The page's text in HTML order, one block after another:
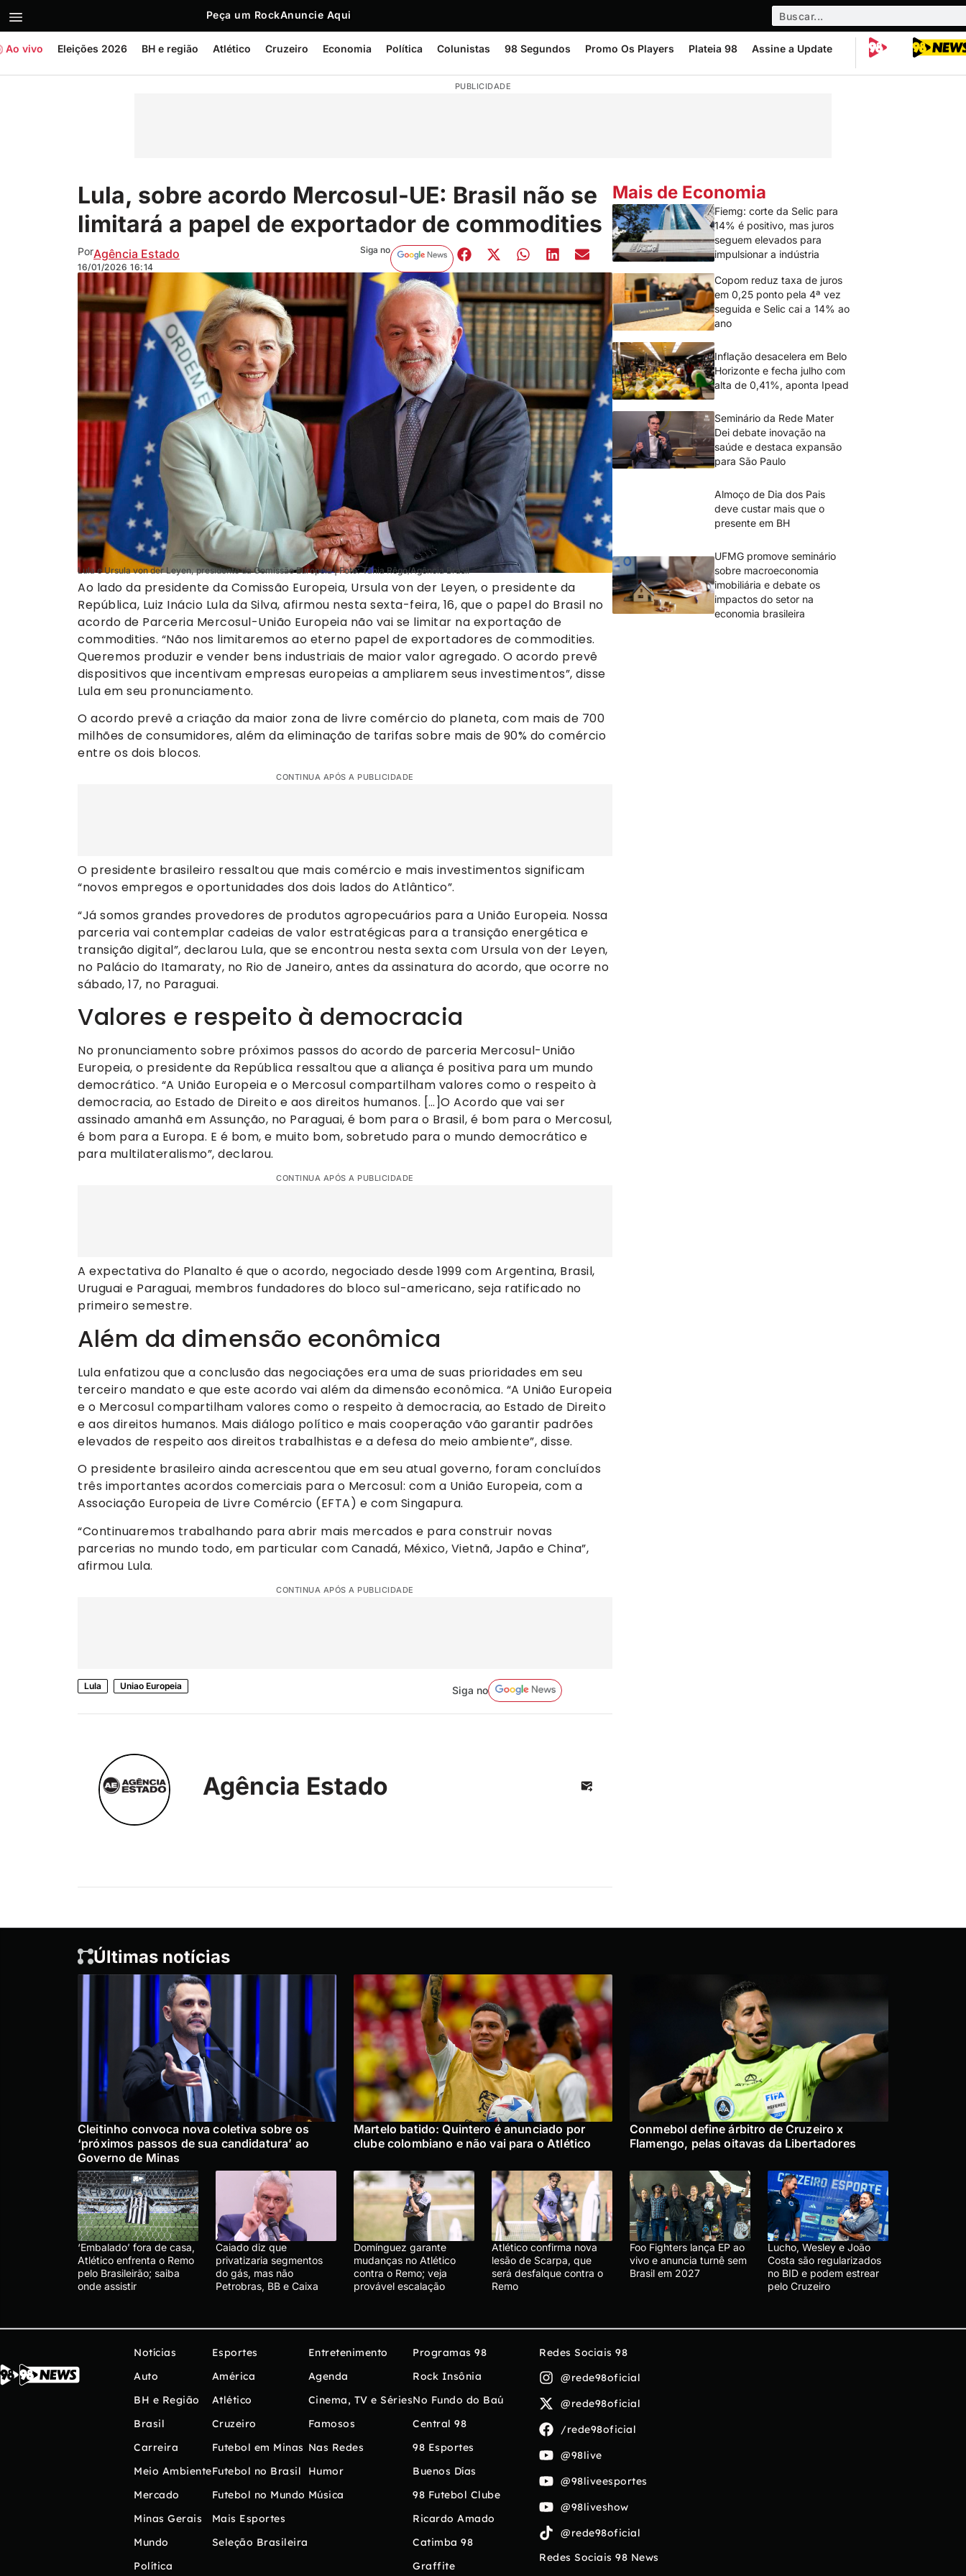
Peça um RockAnuncie Aqui
Ao vivo Eleições 2026 BH e região Atlético Cruzeiro Economia Política Colunistas 98 Segundos Promo Os Players Plateia 98 Assine a Update
PUBLICIDADE
Lula, sobre acordo Mercosul-UE: Brasil não se
limitará a papel de exportador de commodities
PorAgência Estado
16/01/2026 16:14
Siga no
Lula e Ursula von der Leyen, presidente da Comissão Europeia | Foto: Tânia Rêgo/Agência Brasil
Ao lado da presidente da Comissão Europeia, Ursula von der Leyen, o presidente da
República, Luiz Inácio Lula da Silva, afirmou nesta sexta-feira, 16, que o papel do Brasil no
acordo de Parceria Mercosul-União Europeia não vai se limitar na exportação de
commodities. “Não nos limitaremos ao eterno papel de exportadores de commodities.
Queremos produzir e vender bens industriais de maior valor agregado. O acordo prevê
dispositivos que incentivam empresas europeias a ampliarem seus investimentos”, disse
Lula em seu pronunciamento.
O acordo prevê a criação da maior zona de livre comércio do planeta, com mais de 700
milhões de consumidores, além da eliminação de tarifas sobre mais de 90% do comércio
entre os dois blocos.
CONTINUA APÓS A PUBLICIDADE
O presidente brasileiro ressaltou que mais comércio e mais investimentos significam
“novos empregos e oportunidades dos dois lados do Atlântico”.
“Já somos grandes provedores de produtos agropecuários para a União Europeia. Nossa
parceria vai contemplar cadeias de valor estratégicas para a transição energética e
transição digital”, declarou Lula, que se encontrou nesta sexta com Ursula von der Leyen,
no Palácio do Itamaraty, no Rio de Janeiro, antes da assinatura do acordo, que ocorre no
sábado, 17, no Paraguai.
Valores e respeito à democracia
No pronunciamento sobre próximos passos do acordo de parceria Mercosul-União
Europeia, o presidente da República ressaltou que a aliança é positiva para um mundo
democrático. “A União Europeia e o Mercosul compartilham valores como o respeito à
democracia, ao Estado de Direito e aos direitos humanos. […]O Acordo que vai ser
assinado amanhã em Assunção, no Paraguai, é bom para o Brasil, é bom para o Mercosul,
é bom para a Europa. E é bom, e muito bom, sobretudo para o mundo democrático e
para multilateralismo”, declarou.
CONTINUA APÓS A PUBLICIDADE
A expectativa do Planalto é que o acordo, negociado desde 1999 com Argentina, Brasil,
Uruguai e Paraguai, membros fundadores do bloco sul-americano, seja ratificado no
primeiro semestre.
Além da dimensão econômica
Lula enfatizou que a conclusão das negociações era uma de suas prioridades em seu
terceiro mandato e que este acordo vai além da dimensão econômica. “A União Europeia
e o Mercosul compartilham valores como o respeito à democracia, ao Estado de Direito
e aos direitos humanos. Mais diálogo político e mais cooperação vão garantir padrões
elevados de respeito aos direitos trabalhistas e a defesa do meio ambiente”, disse.
O presidente brasileiro ainda acrescentou que em seu atual governo, foram concluídos
três importantes acordos comerciais para o Mercosul: com a União Europeia, com a
Associação Europeia de Livre Comércio (EFTA) e com Singapura.
“Continuaremos trabalhando para abrir mais mercados e para construir novas
parcerias no mundo todo, em particular com Canadá, México, Vietnã, Japão e China”,
afirmou Lula.
CONTINUA APÓS A PUBLICIDADE
Lula Uniao Europeia Siga no
Agência Estado
Mais de Economia
Fiemg: corte da Selic para
14% é positivo, mas juros
seguem elevados para
impulsionar a indústria
Copom reduz taxa de juros
em 0,25 ponto pela 4ª vez
seguida e Selic cai a 14% ao
ano
Inflação desacelera em Belo
Horizonte e fecha julho com
alta de 0,41%, aponta Ipead
Seminário da Rede Mater
Dei debate inovação na
saúde e destaca expansão
para São Paulo
Almoço de Dia dos Pais
deve custar mais que o
presente em BH
UFMG promove seminário
sobre macroeconomia
imobiliária e debate os
impactos do setor na
economia brasileira
Últimas notícias
Cleitinho convoca nova coletiva sobre os
‘próximos passos de sua candidatura’ ao
Governo de Minas
Martelo batido: Quintero é anunciado por
clube colombiano e não vai para o Atlético
Conmebol define árbitro de Cruzeiro x
Flamengo, pelas oitavas da Libertadores
‘Embalado’ fora de casa,
Atlético enfrenta o Remo
pelo Brasileirão; saiba
onde assistir
Caiado diz que
privatizaria segmentos
do gás, mas não
Petrobras, BB e Caixa
Domínguez garante
mudanças no Atlético
contra o Remo; veja
provável escalação
Atlético confirma nova
lesão de Scarpa, que
será desfalque contra o
Remo
Foo Fighters lança EP ao
vivo e anuncia turnê sem
Brasil em 2027
Lucho, Wesley e João
Costa são regularizados
no BID e podem estrear
pelo Cruzeiro
Notícias
Auto
BH e Região
Brasil
Carreira
Meio Ambiente
Mercado
Minas Gerais
Mundo
Política
Esportes
América
Atlético
Cruzeiro
Futebol em Minas
Futebol no Brasil
Futebol no Mundo
Mais Esportes
Seleção Brasileira
Entretenimento
Agenda
Cinema, TV e Séries
Famosos
Nas Redes
Humor
Música
Programas 98
Rock Insônia
No Fundo do Baú
Central 98
98 Esportes
Buenos Días
98 Futebol Clube
Ricardo Amado
Catimba 98
Graffite
Redes Sociais 98
@rede98oficial
@rede98oficial
/rede98oficial
@98live
@98liveesportes
@98liveshow
@rede98oficial
Redes Sociais 98 News